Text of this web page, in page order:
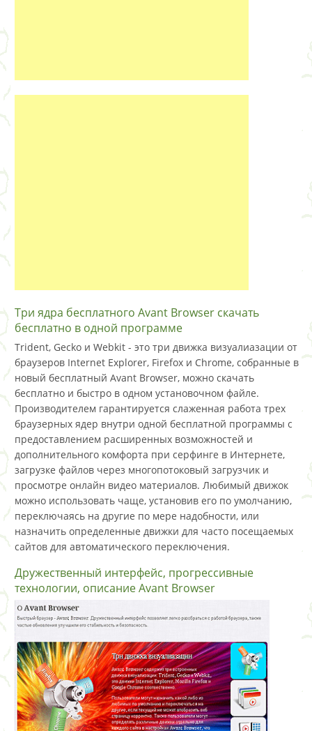
Три ядра бесплатного Avant Browser скачать
бесплатно в одной программе
Trident, Gecko и Webkit - это три движка визуалиазации от
браузеров Internet Explorer, Firefox и Chrome, собранные в
новый бесплатный Avant Browser, можно скачать
бесплатно и быстро в одном установочном файле.
Производителем гарантируется слаженная работа трех
браузерных ядер внутри одной бесплатной программы с
предоставлением расширенных возможностей и
дополнительного комфорта при серфинге в Интернете,
загрузке файлов через многопотоковый загрузчик и
просмотре онлайн видео материалов. Любимый движок
можно использовать чаще, установив его по умолчанию,
переключаясь на другие по мере надобности, или
назначить определенные движки для часто посещаемых
сайтов для автоматического переключения.
Дружественный интерфейс, прогрессивные
технологии, описание Avant Browser